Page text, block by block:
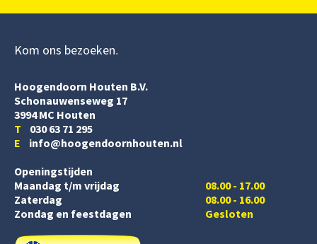
Kom ons bezoeken
Hoogendoorn Houten B.V.
Schonauwenseweg 17
3994 MC Houten
T 030 63 71 295
E info@hoogendoornhouten.nl
Openingstijden
Maandag t/m vrijdag
Zaterdag
08.00 - 17.00
08.00 - 16.00
Zondag en feestdagen
Gesloten